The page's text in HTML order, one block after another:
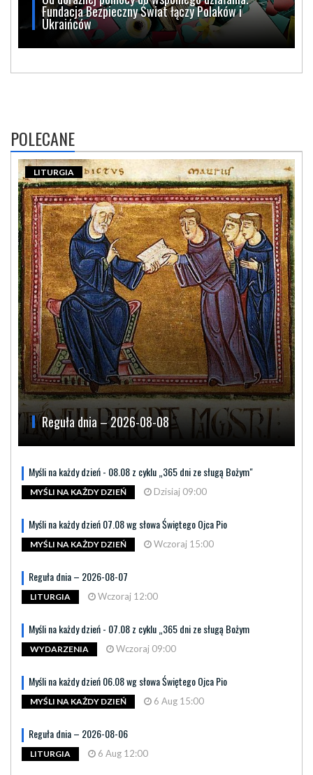
Fundacja Bezpieczny Świat łączy Polaków i
Ukraińców
POLECANE
Reguła dnia – 2026-08-08
LITURGIA
Myśli na każdy dzień - 08.08 z cyklu „365 dni ze sługą Bożym"
MYŚLI NA KAŻDY DZIEŃ Dzisiaj 09:00
Myśli na każdy dzień 07.08 wg słowa Świętego Ojca Pio
MYŚLI NA KAŻDY DZIEŃ Wczoraj 15:00
Reguła dnia – 2026-08-07
LITURGIA Wczoraj 12:00
Myśli na każdy dzień - 07.08 z cyklu „365 dni ze sługą Bożym
WYDARZENIA Wczoraj 09:00
Myśli na każdy dzień 06.08 wg słowa Świętego Ojca Pio
MYŚLI NA KAŻDY DZIEŃ 6 Aug 15:00
Reguła dnia – 2026-08-06
LITURGIA 6 Aug 12:00